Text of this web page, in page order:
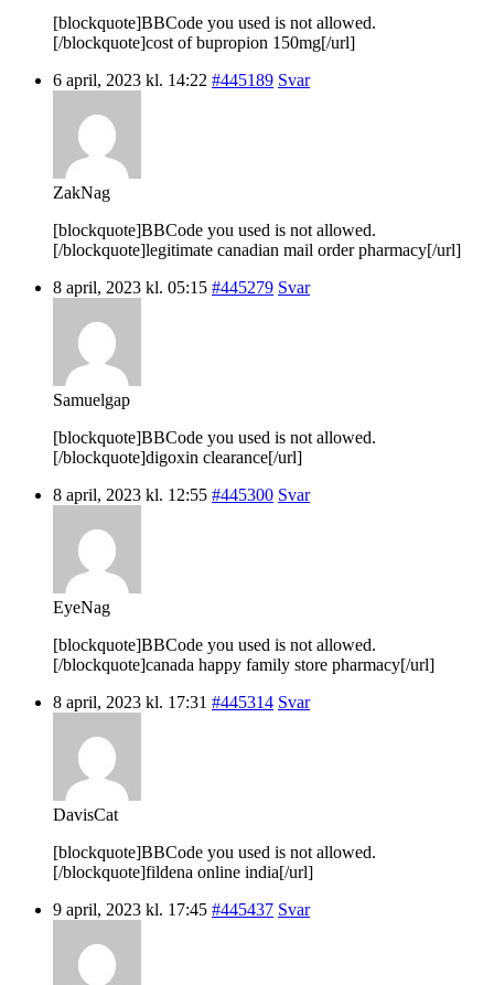
[blockquote]BBCode you used is not allowed.
[/blockquote]cost of bupropion 150mg[/url]
6 april, 2023 kl. 14:22 #445189 Svar
ZakNag
[blockquote]BBCode you used is not allowed.
[/blockquote]legitimate canadian mail order pharmacy[/url]
8 april, 2023 kl. 05:15 #445279 Svar
Samuelgap
[blockquote]BBCode you used is not allowed.
[/blockquote]digoxin clearance[/url]
8 april, 2023 kl. 12:55 #445300 Svar
EyeNag
[blockquote]BBCode you used is not allowed.
[/blockquote]canada happy family store pharmacy[/url]
8 april, 2023 kl. 17:31 #445314 Svar
DavisCat
[blockquote]BBCode you used is not allowed.
[/blockquote]fildena online india[/url]
9 april, 2023 kl. 17:45 #445437 Svar